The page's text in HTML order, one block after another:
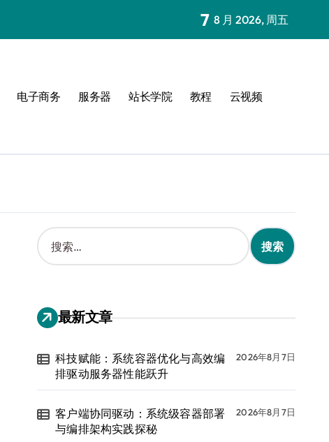
7 8 月 2026, 周五
电子商务 服务器 站长学院 教程 云视频
搜
索
：
最新文章
科技赋能：系统容器优化与高效编
排驱动服务器性能跃升
2026年8月7日
客户端协同驱动：系统级容器部署
与编排架构实践探秘
2026年8月7日